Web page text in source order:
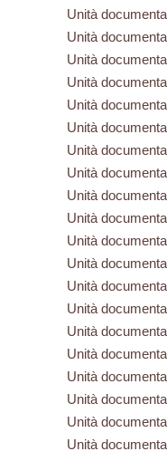
Unità
Unità
Unità
Unità
Unità
Unità
Unità
Unità
Unità
Unità
Unità
Unità
Unità
Unità
Unità
Unità
Unità
Unità
Unità
Unità